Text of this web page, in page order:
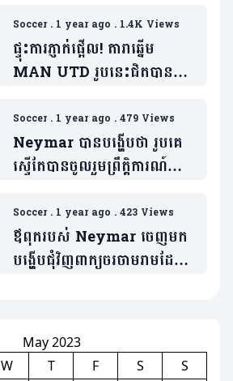
Soccer. 1 year ago . 1.4K Views
ផ្ទុះការភ្ញាក់ផ្អើល! តារាឆ្នើម
MAN UTD រូបនេះជិតបាន
Cristiano Ronaldo
Soccer. 1 year ago .479 Views
Neymar បានបង្ហើបថា រូបគេ
ស្ទើតែបានចូលរួមព្រឹត្តិការណ៍
ចុងក្រោយ..
Soccer. 1 year ago .423 Views
ឪពុករបស់ Neymar ចេញមក
បង្ហើបជុំវិញពាក្យចរចាមរាមដែល
May 2023
W T F S
S